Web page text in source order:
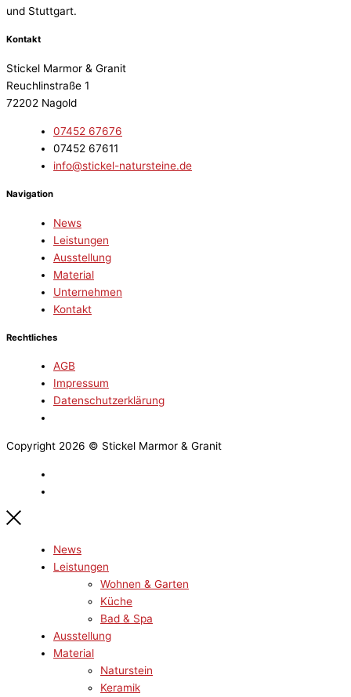
und Stuttgart.
Kontakt
Stickel Marmor & Granit
Reuchlinstraße 1
72202 Nagold
07452 67676
07452 67611
info@stickel-natursteine.de
Navigation
News
Leistungen
Ausstellung
Material
Unternehmen
Kontakt
Rechtliches
AGB
Impressum
Datenschutzerklärung
Copyright 2026 © Stickel Marmor & Granit
News
Leistungen
Wohnen & Garten
Küche
Bad & Spa
Ausstellung
Material
Naturstein
Keramik